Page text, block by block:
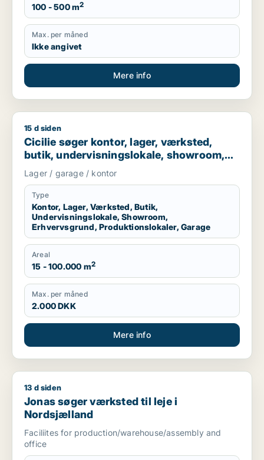
100 - 500 m2
Max. per måned
Ikke angivet
Mere info
Cicilie søger kontor, lager, værksted, butik,
15 d siden
Cicilie søger kontor, lager, værksted,
butik, undervisningslokale, showroom,
erhvervsgrund, produktionslokaler eller
garage til leje i Region Sjælland eller
Nordsjælland
Lager / garage / kontor
Type
Kontor, Lager, Værksted, Butik,
Undervisningslokale, Showroom,
Erhvervsgrund, Produktionslokaler, Garage
Areal
15 - 100.000 m2
Max. per måned
2.000 DKK
Mere info
Jonas søger værksted til leje i Nordsjælland
13 d siden
Jonas søger værksted til leje i
Nordsjælland
Faciliites for production/warehouse/assembly and
office